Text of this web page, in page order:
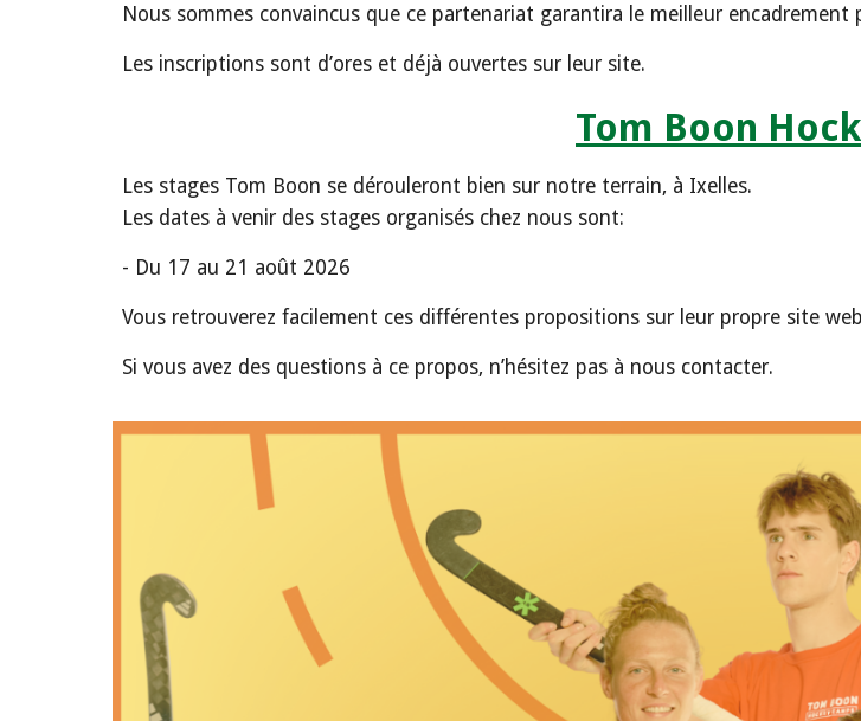
Nous sommes convaincus que ce partenariat garantira le meilleur encadrement
Les inscriptions sont d’ores et déjà ouvertes sur leur site.
Tom Boon
Les stages Tom Boon se dérouleront bien sur notre terrain, à Ixelles.
Les dates à venir des stages organisés chez nous sont:
- Du 17 au 21 août 2026
Vous retrouverez facilement ces différentes propositions sur leur propre site
Si vous avez des questions à ce propos, n’hésitez pas à nous contacter.